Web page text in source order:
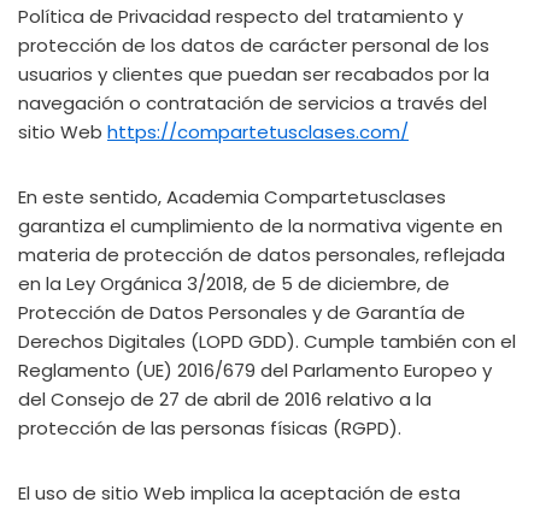
Política de Privacidad respecto del tratamiento y
protección de los datos de carácter personal de los
usuarios y clientes que puedan ser recabados por la
navegación o contratación de servicios a través del
sitio Web https://compartetusclases.com/
En este sentido, Academia Compartetusclases
garantiza el cumplimiento de la normativa vigente en
materia de protección de datos personales, reflejada
en la Ley Orgánica 3/2018, de 5 de diciembre, de
Protección de Datos Personales y de Garantía de
Derechos Digitales (LOPD GDD). Cumple también con el
Reglamento (UE) 2016/679 del Parlamento Europeo y
del Consejo de 27 de abril de 2016 relativo a la
protección de las personas físicas (RGPD).
El uso de sitio Web implica la aceptación de esta